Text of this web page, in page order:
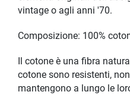
vintage o agli anni '70.
Composizione: 100%
Il cotone è una fibra
cotone sono resistenti,
mantengono a lungo le